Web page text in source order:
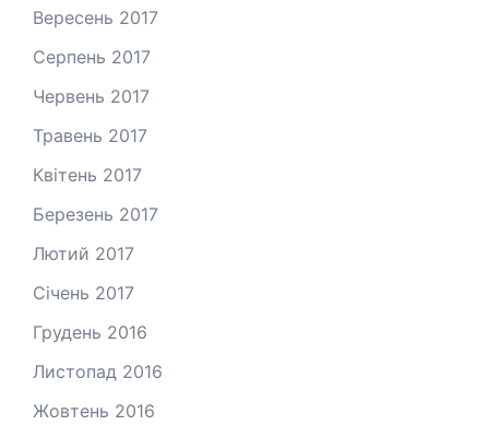
Вересень 2017
Серпень 2017
Червень 2017
Травень 2017
Квітень 2017
Березень 2017
Лютий 2017
Січень 2017
Грудень 2016
Листопад 2016
Жовтень 2016